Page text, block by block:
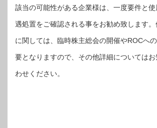
該当の可能性がある企業様は、一度要件と
遇処置をご確認される事をお勧め致します
に関しては、臨時株主総会の開催やROCへ
要となりますので、その他詳細については
わせください。